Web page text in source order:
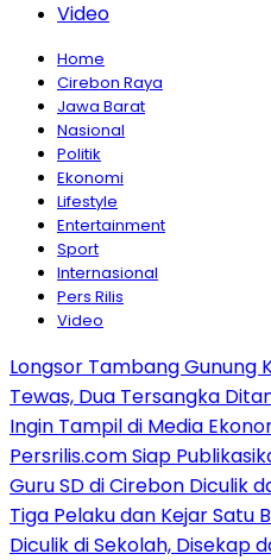
Video
Home
Cirebon Raya
Jawa Barat
Nasional
Politik
Ekonomi
Lifestyle
Entertainment
Sport
Internasional
Pers Rilis
Video
Longsor Tambang Gunung
Tewas, Dua Tersangka
Ingin Tampil di Media
Persrilis.com Siap
Guru SD di Cirebon Diculik
Tiga Pelaku dan Kejar Satu
Diculik di Sekolah, Disekap